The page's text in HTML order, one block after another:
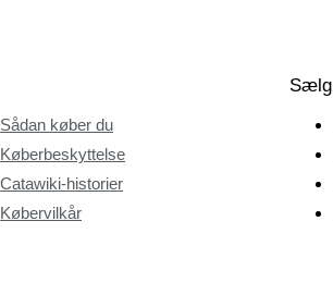
Sådan køber du
Køberbeskyttelse
Catawiki-historier
Købervilkår
Sælg